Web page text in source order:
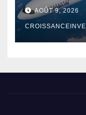
AOÛT 9, 2026